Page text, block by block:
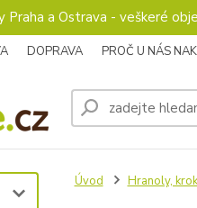
Praha a Ostrava - veškeré
DOPRAVA PROČ U NÁS
Úvod Hranoly,